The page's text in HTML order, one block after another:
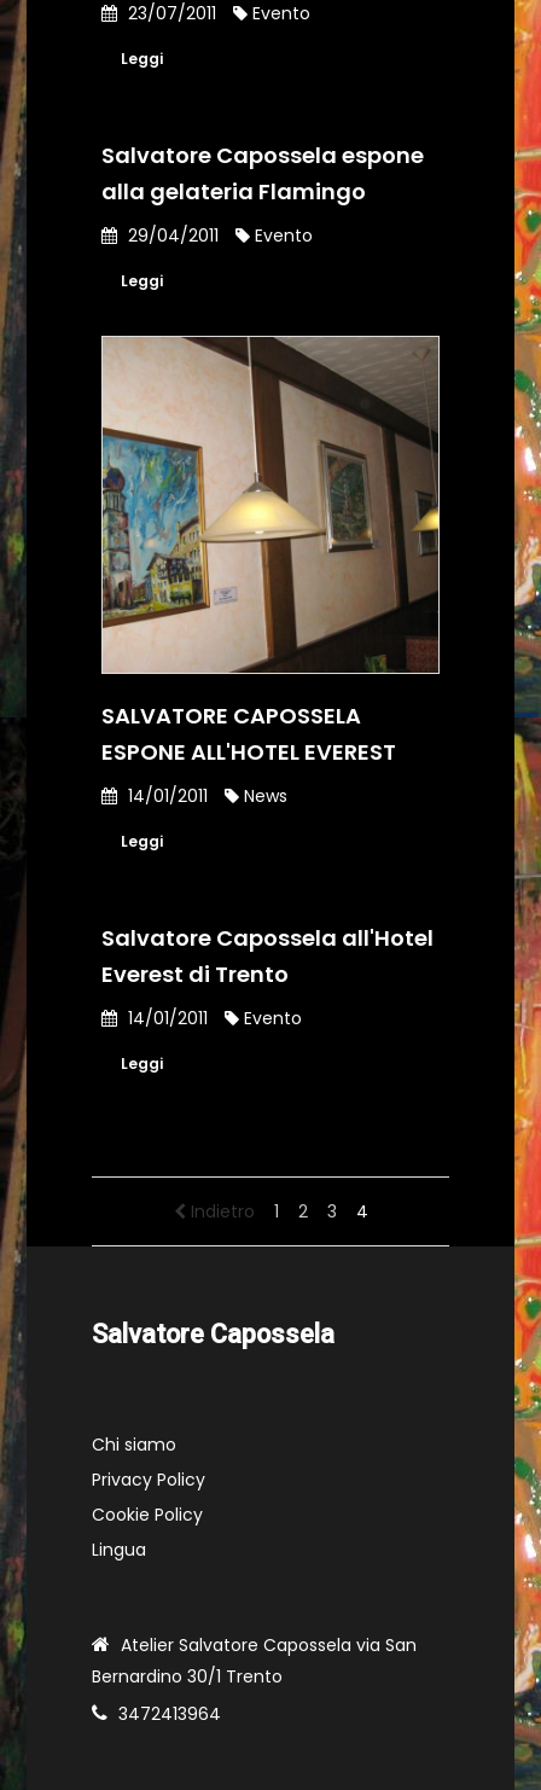
23/07/2011 Evento
Leggi
Salvatore Capossela espone
alla gelateria Flamingo
29/04/2011 Evento
Leggi
SALVATORE CAPOSSELA
ESPONE ALL'HOTEL EVEREST
14/01/2011 News
Leggi
Salvatore Capossela all'Hotel
Everest di Trento
14/01/2011 Evento
Leggi
Indietro 1 2 3 4
Salvatore Capossela
Chi siamo
Privacy Policy
Cookie Policy
Lingua
Atelier Salvatore Capossela via San
Bernardino 30/1 Trento
3472413964